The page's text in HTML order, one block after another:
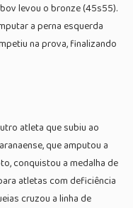
levou o bronze (45s55).
a perna esquerda
na prova, finalizando
atleta que subiu ao
que amputou a
conquistou a medalha de
atletas com deficiência
cruzou a linha de